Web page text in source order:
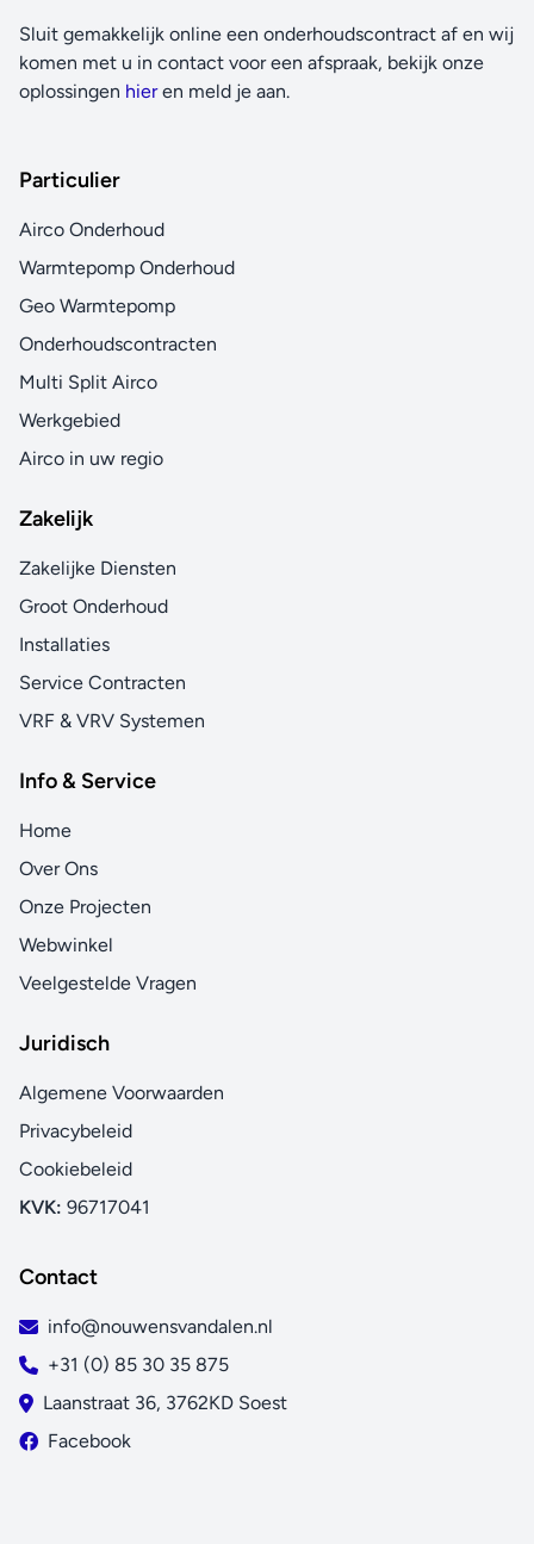
Sluit gemakkelijk online een onderhoudscontract af en wij
komen met u in contact voor een afspraak, bekijk onze
oplossingen hieren meld je aan.
Particulier
Airco Onderhoud
Warmtepomp Onderhoud
Geo Warmtepomp
Onderhoudscontracten
Multi Split Airco
Werkgebied
Airco in uw regio
Zakelijk
Zakelijke Diensten
Groot Onderhoud
Installaties
Service Contracten
VRF & VRV Systemen
Info & Service
Home
Over Ons
Onze Projecten
Webwinkel
Veelgestelde Vragen
Juridisch
Algemene Voorwaarden
Privacybeleid
Cookiebeleid
KVK: 96717041
Contact
info@nouwensvandalen.nl
+31 (0) 85 30 35 875
Laanstraat 36, 3762KD Soest
Facebook